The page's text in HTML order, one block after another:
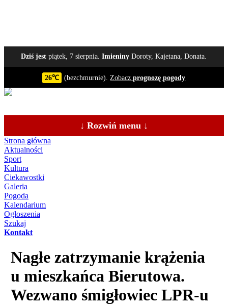
Dziś jest piątek, 7 sierpnia.Imieniny Doroty, Kajetana, Donata.
26℃ (bezchmurnie).Zobaczprognozę pogody
↓ Rozwiń menu ↓
Strona główna
Aktualności
Sport
Kultura
Ciekawostki
Galeria
Pogoda
Kalendarium
Ogłoszenia
Szukaj
Kontakt
Nagłe zatrzymanie krążenia
u mieszkańca Bierutowa.
Wezwano śmigłowiec LPR-u